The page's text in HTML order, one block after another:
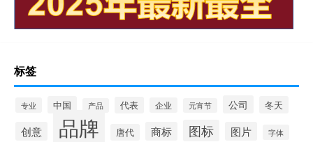
标签
专业 中国 产品 代表 企业 元宵节 公司 冬天
创意 品牌 唐代 商标 图标 图片 字体